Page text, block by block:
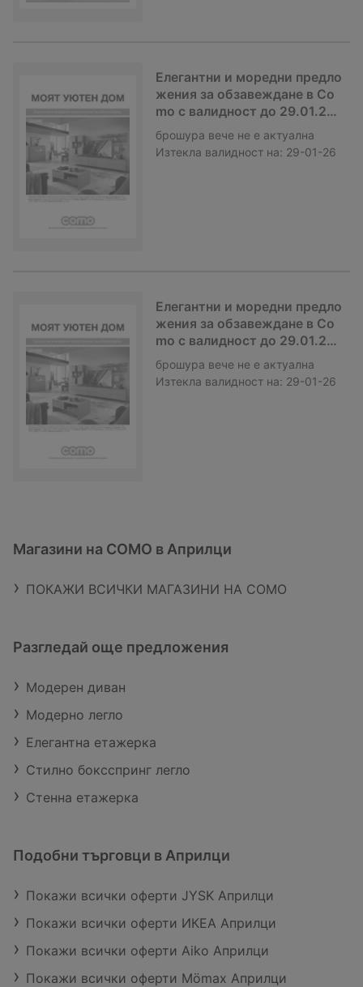
Елегантни и моредни предло
жения за обзавеждане в Co
mo с валидност до 29.01.202
6
брошура вече не е актуална
Изтекла валидност на: 29-01-26
Елегантни и моредни предло
жения за обзавеждане в Co
mo с валидност до 29.01.202
6
брошура вече не е актуална
Изтекла валидност на: 29-01-26
Магазини на COMO в Априлци
ПОКАЖИ ВСИЧКИ МАГАЗИНИ НА COMO
Разгледай още предложения
Модерен диван
Модерно легло
Елегантна етажерка
Стилно боксспринг легло
Стенна етажерка
Подобни търговци в Априлци
Покажи всички оферти JYSK Априлци
Покажи всички оферти ИКЕА Априлци
Покажи всички оферти Aiko Априлци
Покажи всички оферти Mömax Априлци